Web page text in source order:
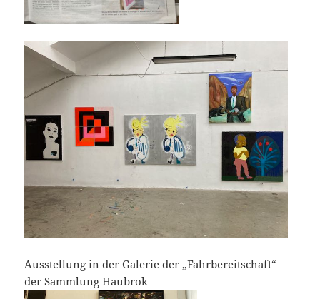
Ausstellung in der Galerie der „Fahrbereitschaft“
der Sammlung Haubrok